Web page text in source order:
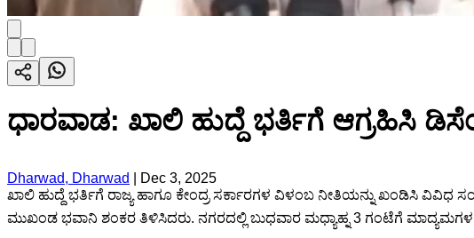
ಧಾರವಾಡ: ಖಾಲಿ ಹುದ್ದೆ ಭರ್ತಿಗೆ ಆಗ್ರಹಿಸಿ
Dharwad, Dharwad
Dec 3, 2025
ಖಾಲಿ ಹುದ್ದೆ ಭರ್ತಿಗೆ ರಾಜ್ಯ ಹಾಗೂ ಕೇಂದ್ರ ಸರ್ಕಾರಗಳ ವಿಳಂಬ ನೀತಿಯನ್ನು ಖಂಡಿಸಿ
ಮುಖಂಡ ಭವಾನಿ ಶಂಕರ ತಿಳಿಸಿದರು. ನಗರದಲ್ಲಿ ಬುಧವಾರ ಮಧ್ಯಾಹ್ನ 3 ಗಂಟೆಗೆ